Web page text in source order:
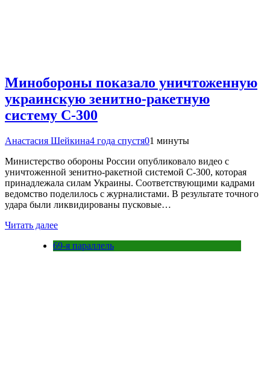
Минобороны показало уничтоженную
украинскую зенитно-ракетную
систему С-300
Анастасия Шейкина4 года спустя01 минуты
Министерство обороны России опубликовало видео с
уничтоженной зенитно-ракетной системой С-300, которая
принадлежала силам Украины. Соответствующими кадрами
ведомство поделилось с журналистами. В результате точного
удара были ликвидированы пусковые…
Читать далее
69-я параллель